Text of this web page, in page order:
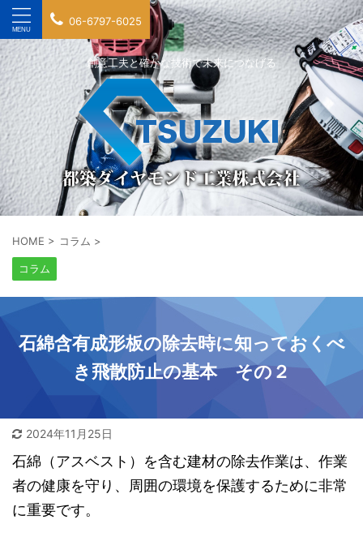
06-6797-6025
創意工夫と確かな技術で未来につなげる
HOME > コラム >
コラム
石綿含有成形板の除去時に知っておくべ
き飛散防止の基本 その２
2024年11月25日
石綿（アスベスト）を含む建材の除去作業は、作業
者の健康を守り、周囲の環境を保護するために非常
に重要です。